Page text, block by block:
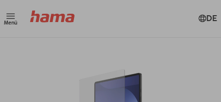
Menü DE